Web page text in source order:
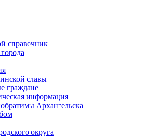
справочник
славы
граждане
информация
Архангельска
округа